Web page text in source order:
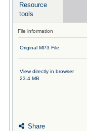
Resource
tools
File information
Original MP3 File
View directly in browser
23.4 MB
Share